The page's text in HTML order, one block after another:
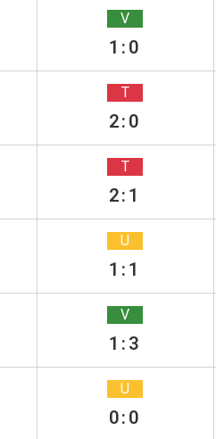
V
1:0
T
2:0
T
2:1
U
1:1
V
1:3
U
0:0